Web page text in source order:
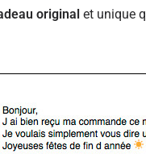
original et unique